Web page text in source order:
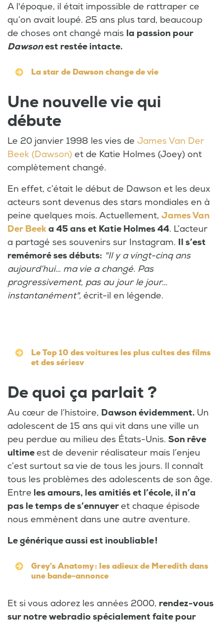
A l'époque, il était impossible de rattraper ce
qu’on avait loupé. 25 ans plus tard, beaucoup
de choses ont changé mais la passion pour
Dawsonest restée intacte.
La star de Dawson change de vie
Une nouvelle vie qui
débute
Le 20 janvier 1998 les vies de James Van Der
Beek (Dawson) et de Katie Holmes (Joey) ont
complètement changé.
En effet, c’était le début de Dawson et les deux
acteurs sont devenus des stars mondiales en à
peine quelques mois. Actuellement, James Van
Der Beeka 45 ans et Katie Holmes 44. L’acteur
a partagé ses souvenirs sur Instagram. Il s’est
remémoré ses débuts: "Il y a vingt-cinq ans
aujourd’hui… ma vie a changé. Pas
progressivement, pas au jour le jour…
instantanément", écrit-il en légende.
Le Top 10 des voitures les plus cultes des films
et des sériesv
De quoi ça parlait ?
Au cœur de l’histoire, Dawson évidemment. Un
adolescent de 15 ans qui vit dans une ville un
peu perdue au milieu des États-Unis. Son rêve
ultimeest de devenir réalisateur mais l’enjeu
c’est surtout sa vie de tous les jours. Il connaît
tous les problèmes des adolescents de son âge.
Entre les amours, les amitiés et l’école, il n’a
pas le temps de s’ennuyeret chaque épisode
nous emmènent dans une autre aventure.
Le générique aussi est inoubliable !
Grey's Anatomy : les adieux de Meredith dans
une bande-annonce
Et si vous adorez les années 2000, rendez-vous
sur notre webradio spécialement faite pour